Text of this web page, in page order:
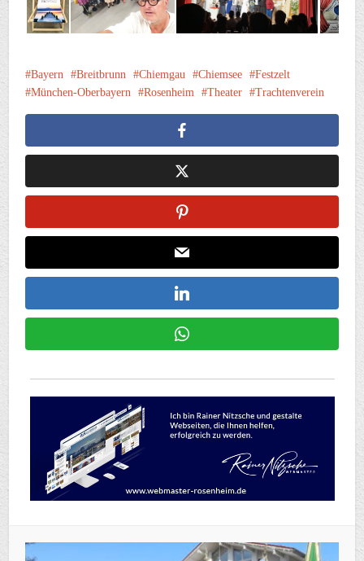
Bayern Breitbrunn Chiemgau Chiemsee
Festzelt
München-Oberbayern
Rosenheim Theater Trachtenverein